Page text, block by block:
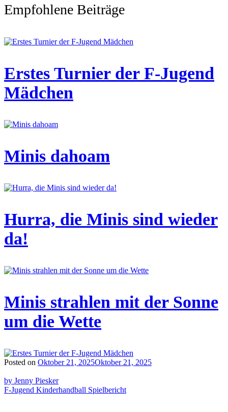
Empfohlene Beiträge
Erstes Turnier der F-Jugend
Mädchen
Minis dahoam
Hurra, die Minis sind wieder
da!
Minis strahlen mit der Sonne
um die Wette
Posted on Oktober 21, 2025Oktober 21, 2025
by Jenny Piesker
F-Jugend Kinderhandball Spielbericht